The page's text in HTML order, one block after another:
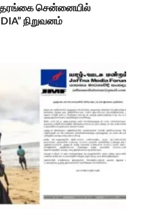
சென்னையில்
நிறுவனம்